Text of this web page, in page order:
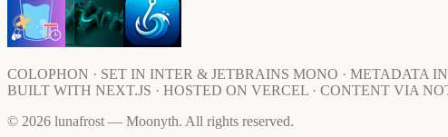
COLOPHON · SET IN INTER & JETBRAINS MONO · METADATA
BUILT WITH NEXT.JS · HOSTED ON VERCEL · CONTENT VIA
© 2026 lunafrost — Moonyth. All rights reserved.